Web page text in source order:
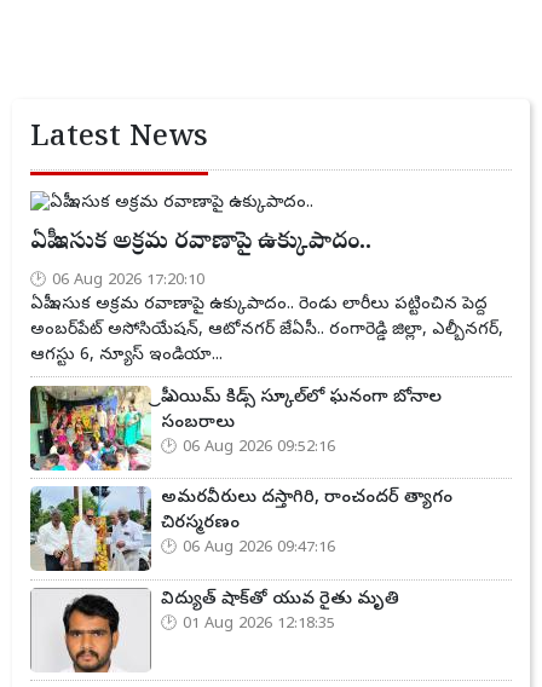
Latest News
ఏపీ ఇసుక అక్రమ రవాణాపై ఉక్కుపాదం..
06 Aug 2026 17:20:10
ఏపీ ఇసుక అక్రమ రవాణాపై ఉక్కుపాదం.. రెండు లారీలు పట్టించిన పెద్ద
అంబర్‌పేట్ అసోసియేషన్, ఆటోనగర్ జేఏసీ.. రంగారెడ్డి జిల్లా, ఎల్బీనగర్,
ఆగస్టు 6, న్యూస్ ఇండియా...
ప్రీ ఎయిమ్ కిడ్స్ స్కూల్‌లో ఘనంగా బోనాల
సంబరాలు
06 Aug 2026 09:52:16
అమరవీరులు దస్తాగిరి, రాంచందర్ త్యాగం
చిరస్మరణం
06 Aug 2026 09:47:16
విద్యుత్ షాక్‌తో యువ రైతు మృతి
01 Aug 2026 12:18:35